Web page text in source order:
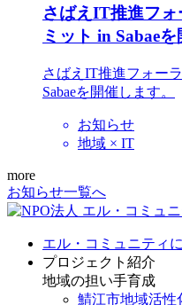
さばえIT推進フ
ミット in Sabaeを
さばえIT推進フォー
Sabaeを開催します。
お知らせ
地域 × IT
more
お知らせ一覧へ
エル・コミュニティ
プロジェクト紹介
地域の担い手育成
鯖江市地域活性